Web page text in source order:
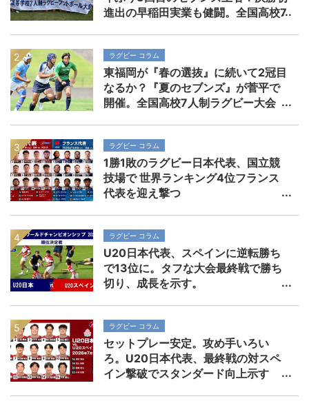
進出の早稲田実業も健闘。全国高校7
ラグビー コラム
東福岡が『春の選抜』に続いて2冠目
なるか？『夏のセブンズ』が菅平で
開催。全国高校7人制ラグビー大会
ラグビー コラム
1勝1敗のラグビー日本代表、国立競
技場で 世界ランキング4位フランス
代表を迎え撃つ
ラグビー コラム
U20日本代表、スペインに逆転勝ち
で13位に。タフな大会最終戦で勝ち
切り、成長を示す。
ラグビー コラム
セットプレー安定。攻め手いろい
ろ。U20日本代表、最終戦の対スペ
イン撃破でスタンダード向上示す